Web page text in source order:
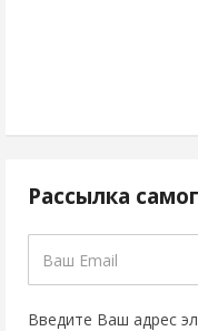
Рассылка
Введите Ваш адрес